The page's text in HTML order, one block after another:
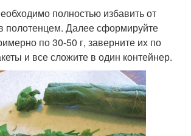
полностью избавить от
полотенцем. Далее сформируйте
по 30-50 г, заверните их по
и все сложите в один контейнер.